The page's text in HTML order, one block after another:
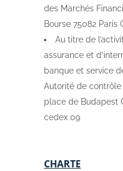
des Marchés
Bourse 75082 Paris
Au titre de
assurance et
banque et service
Autorité de
place de Budapest
cedex 09
CHARTE